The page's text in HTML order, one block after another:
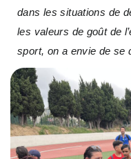
dans les situations de
les valeurs de goût de
sport, on a envie de se